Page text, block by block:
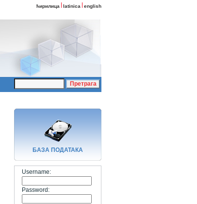
ћирилица latinica english
БАЗA ПОДАТАКА
Username:
Password: